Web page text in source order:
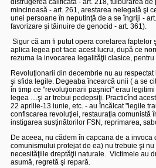
distrugerea calificată - art. 218, tulburarea
mincinoasă - art. 261, arestarea nelegală şi
unei persoane în neputinţă de a se îngriji -
favorizare şi tăinuire de genocid - art. 361).
Sigur că am fi putut opera corelarea
aplica legea pot face acest lucru, după ce
rezuma la invocarea legalităţii clasice,
Revoluţionarii din decembrie nu au
şi sfida legile. Degeaba încearcă unii ( a se
în timp ce "revoluţionarii paşnici" erau
legea …şi ar trebui pedepsiţi. Practicînd
22 aprilie-13 iunie, etc. - au încălcat "legile
confiscarea revoluţiei, restauraţia comunistă
instigarea susţinătorilor FSN, reprimarea,
De aceea, nu cădem în capcana de a
comunismului protejat de ea) nu trebuie şi
necesităţiile dreptăţii naturale. Victimele au
asumă, regretă şi repară.